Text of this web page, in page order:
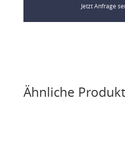
Jetzt Anfrage
Ähnliche